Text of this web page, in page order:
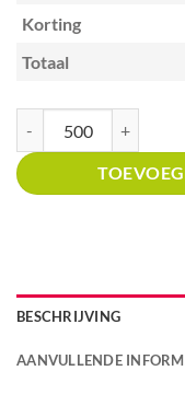
Korting
Totaal
BESCHRIJVING
AANVULLENDE